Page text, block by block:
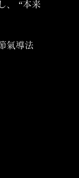
、 “本来
氣導法